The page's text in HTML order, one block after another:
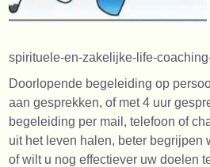
spirituele-en-zakelijke-life-
Doorlopende begeleiding op
aan gesprekken, of met 4 uur
begeleiding per mail, telefoon of
uit het leven halen, beter begrijpen
of wilt u nog effectiever uw doelen